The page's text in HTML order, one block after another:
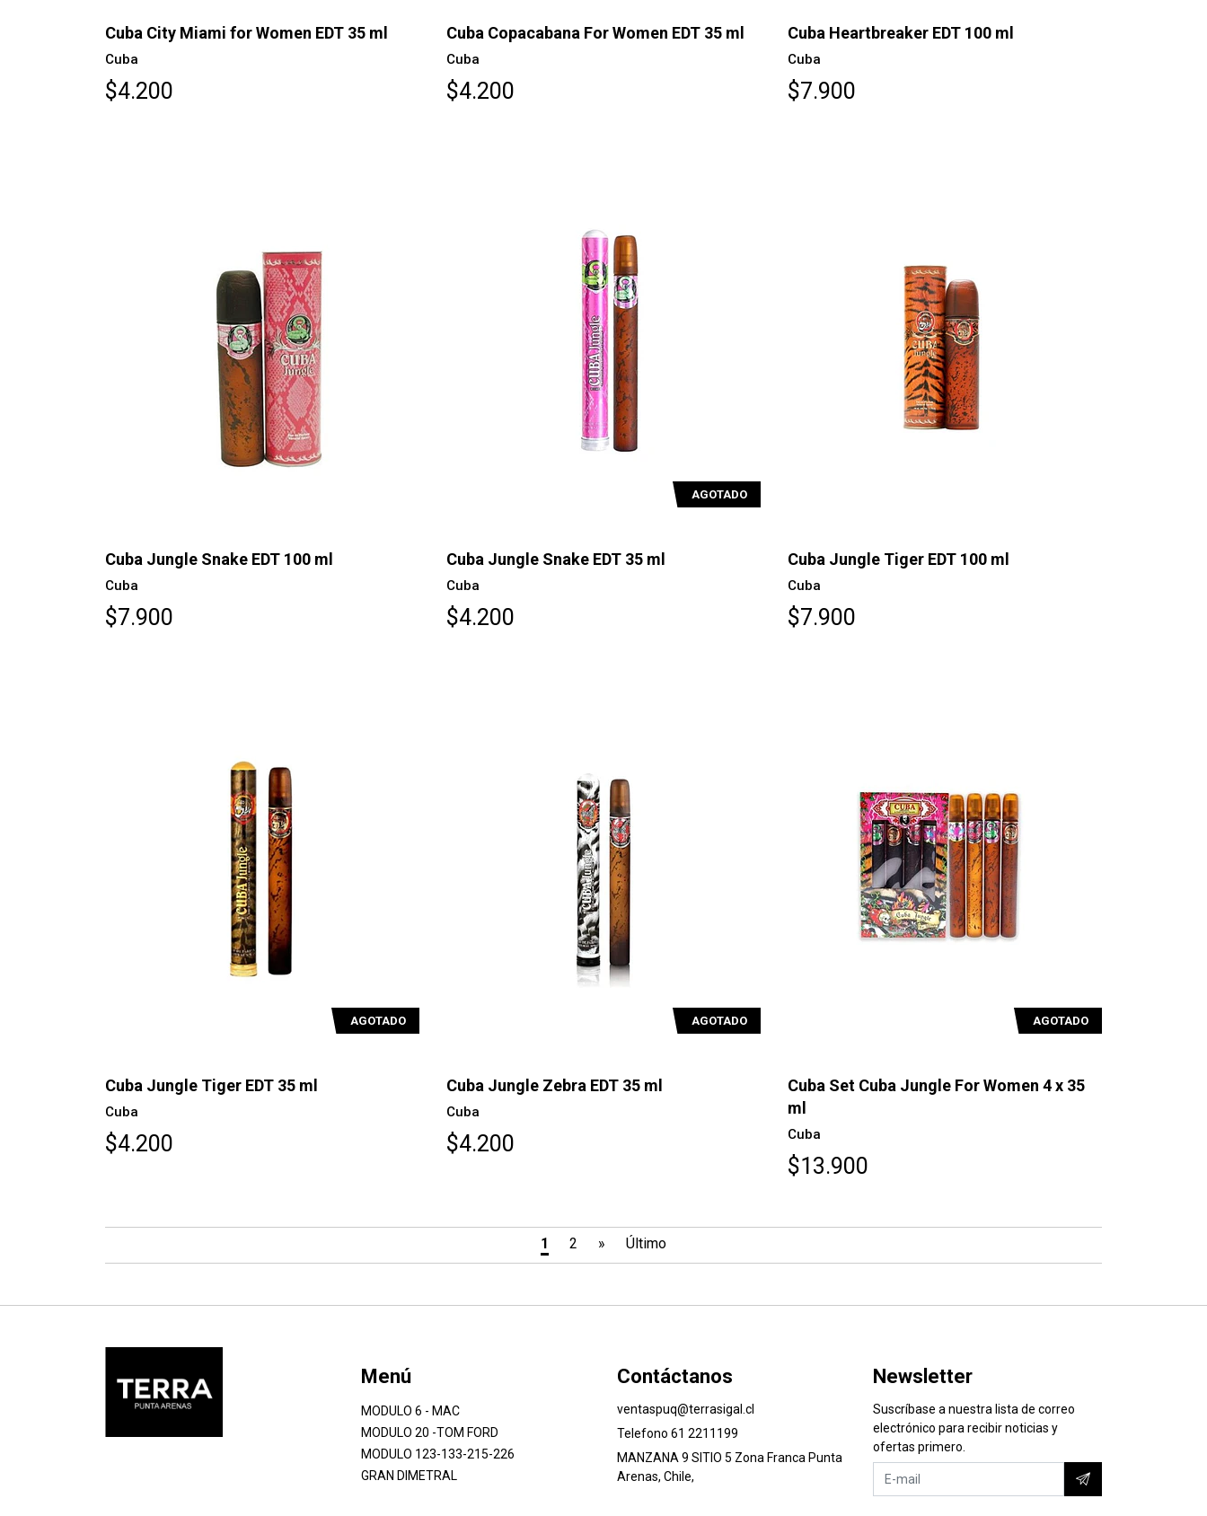
Cuba City Miami for Women EDT 35 ml
Cuba
$4.200
Cuba Copacabana For Women EDT 35 ml
Cuba
$4.200
Cuba Heartbreaker EDT 100 ml
Cuba
$7.900
Cuba Jungle Snake EDT 100 ml
Cuba
$7.900
AGOTADO
Cuba Jungle Snake EDT 35 ml
Cuba
$4.200
Cuba Jungle Tiger EDT 100 ml
Cuba
$7.900
AGOTADO
Cuba Jungle Tiger EDT 35 ml
Cuba
$4.200
AGOTADO
Cuba Jungle Zebra EDT 35 ml
Cuba
$4.200
AGOTADO
Cuba Set Cuba Jungle For Women 4 x 35
ml
Cuba
$13.900
1 2 » Último
Menú
MODULO 6 - MAC
MODULO 20 -TOM FORD
MODULO 123-133-215-226
GRAN DIMETRAL
Contáctanos
ventaspuq@terrasigal.cl
Telefono 61 2211199
MANZANA 9 SITIO 5 Zona Franca Punta
Arenas, Chile,
Newsletter
Suscríbase a nuestra lista de correo
electrónico para recibir noticias y
ofertas primero.